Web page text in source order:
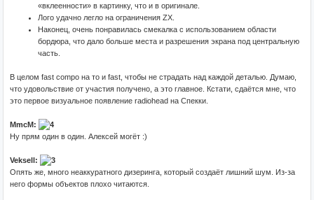
«вклеенности» в картинку, что и в оригинале.
Лого удачно легло на ограничения ZX.
Наконец, очень понравилась смекалка с использованием области
бордюра, что дало больше места и разрешения экрана под центральную
часть.
В целом fast compo на то и fast, чтобы не страдать над каждой деталью. Думаю,
что удовольствие от участия получено, а это главное. Кстати, сдаётся мне, что
это первое визуальное появление radiohead на Спекки.
MmcM:
Ну прям один в один. Алексей могёт :)
Veksell:
Опять же, много неаккуратного дизеринга, который создаёт лишний шум. Из-за
него формы объектов плохо читаются.